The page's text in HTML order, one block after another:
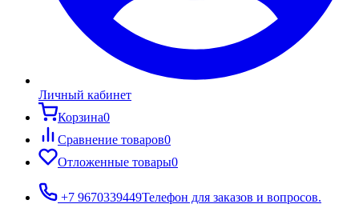
Личный кабинет
Корзина0
Сравнение товаров0
Отложенные товары0
+7 9670339449Телефон для заказов и вопросов.